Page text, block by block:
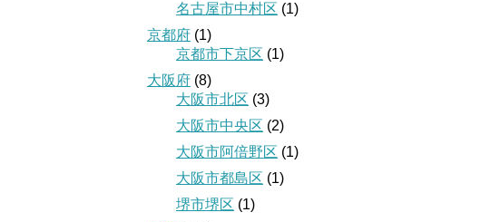
名古屋市中村区 (1)
京都府 (1)
京都市下京区 (1)
大阪府 (8)
大阪市北区 (3)
大阪市中央区 (2)
大阪市阿倍野区 (1)
大阪市都島区 (1)
堺市堺区 (1)